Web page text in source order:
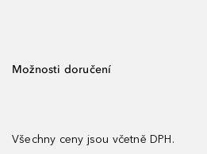
Možnosti doručení
Všechny ceny jsou včetně DPH.